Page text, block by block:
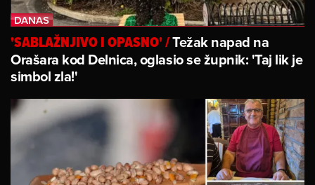
'SABLAŽNJIVO I OPASNO'/Težak napad na
Orašara kod Delnica, oglasio se župnik: 'Taj lik je
simbol zla!'